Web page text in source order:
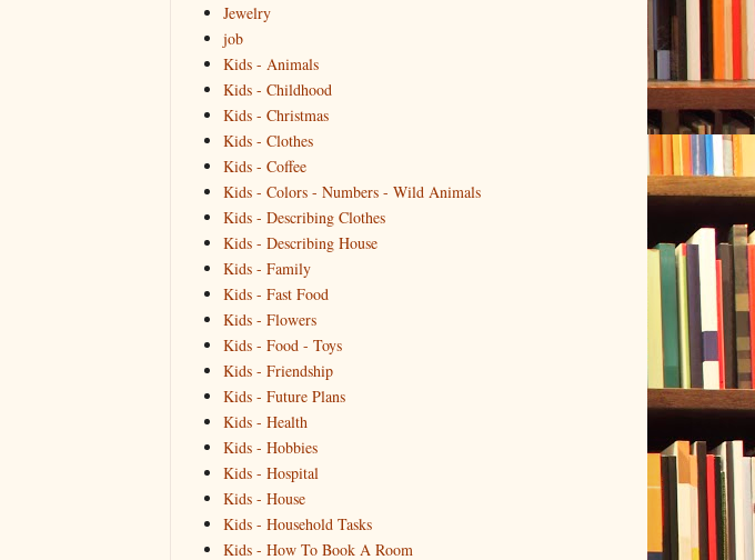
Jewelry
job
Kids - Animals
Kids - Childhood
Kids - Christmas
Kids - Clothes
Kids - Coffee
Kids - Colors - Numbers - Wild Animals
Kids - Describing Clothes
Kids - Describing House
Kids - Family
Kids - Fast Food
Kids - Flowers
Kids - Food - Toys
Kids - Friendship
Kids - Future Plans
Kids - Health
Kids - Hobbies
Kids - Hospital
Kids - House
Kids - Household Tasks
Kids - How To Book A Room